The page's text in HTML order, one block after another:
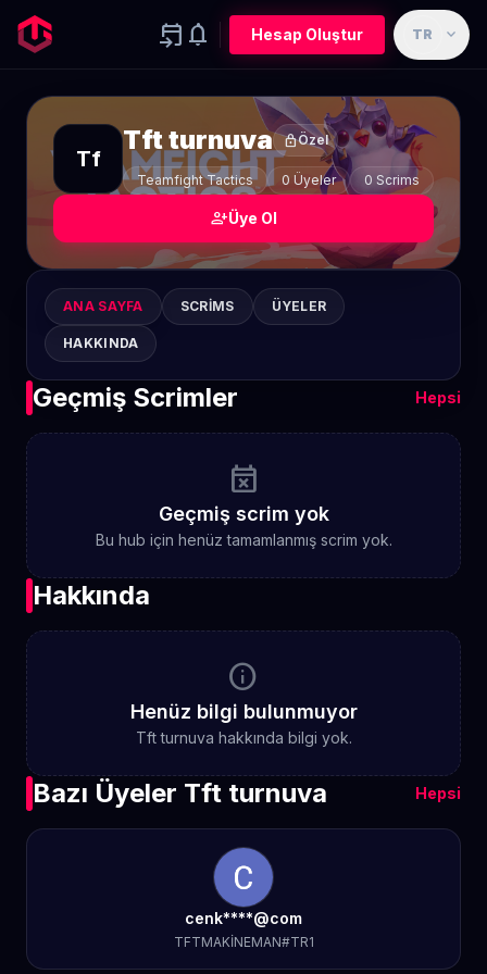
event_upcoming notifications Hesap Oluştur TR expand_more
Tf
Tft turnuva lockÖzel
Teamfight Tactics 0 Üyeler 0 Scrims
person_addÜye Ol
ANA SAYFA SCRIMS ÜYELER
HAKKINDA
Geçmiş Scrimler Hepsi
event_busy
Geçmiş scrim yok
Bu hub için henüz tamamlanmış scrim yok.
Hakkında
info
Henüz bilgi bulunmuyor
Tft turnuva hakkında bilgi yok.
Bazı Üyeler Tft turnuva Hepsi
cenk****@com
TFTMAKİNEMAN#TR1